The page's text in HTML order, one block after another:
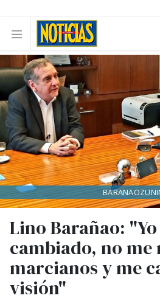
Lino Barañao:
cambiado, no
marcianos y me
visión"